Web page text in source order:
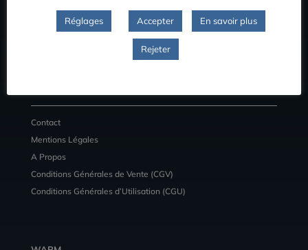
Détail du compte
Déconnexion
Contact
Mentions Légales
A Propos
Conditions Générales de Vente (CGV)
Conditions Générales d’Utilisation (CGU)
Réglages Accepter En savoir plus
Rejeter